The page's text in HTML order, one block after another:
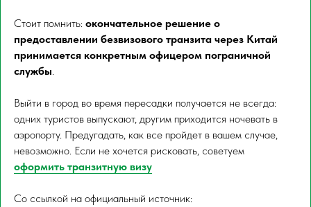
Стоит помнить: окончательное решение о
предоставлении безвизового транзита через Китай
принимается конкретным офицером пограничной
службы.
Выйти в город во время пересадки получается не всегда:
одних туристов выпускают, другим приходится ночевать в
аэропорту. Предугадать, как все пройдет в вашем случае,
невозможно. Если не хочется рисковать, советуем
оформить транзитную визу
Со ссылкой на официальный источник: